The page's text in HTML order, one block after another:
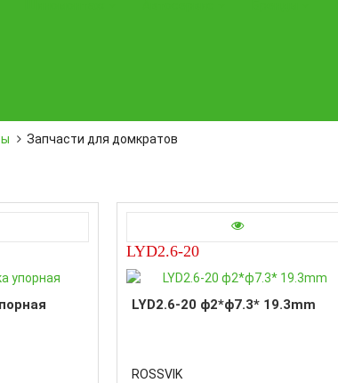
Запчасти для домкратов
LYD2.6-20
LYD2.6-20 ф2*ф7.3* 19.3mm
ROSSVIK